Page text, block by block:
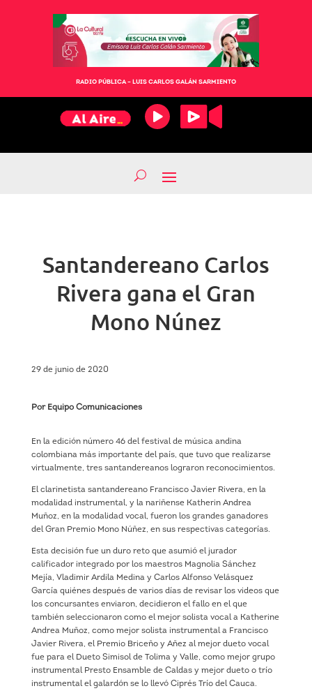
RADIO PÚBLICA – LUIS CARLOS GALÁN SARMIENTO
Santandereano Carlos
Rivera gana el Gran
Mono Núnez
29 de junio de 2020
Por Equipo Comunicaciones
En la edición número 46 del festival de música andina
colombiana más importante del país, que tuvo que realizarse
virtualmente, tres santandereanos lograron reconocimientos.
El clarinetista santandereano Francisco Javier Rivera, en la
modalidad instrumental, y la nariñense Katherin Andrea
Muñoz, en la modalidad vocal, fueron los grandes ganadores
del Gran Premio Mono Núñez, en sus respectivas categorías.
Esta decisión fue un duro reto que asumió el jurador
calificador integrado por los maestros Magnolia Sánchez
Mejía, Vladimir Ardila Medina y Carlos Alfonso Velásquez
García quiénes después de varios días de revisar los videos que
los concursantes enviaron, decidieron el fallo en el que
también seleccionaron como el mejor solista vocal a Katherine
Andrea Muñoz, como mejor solista instrumental a Francisco
Javier Rivera, el Premio Briceño y Añez al mejor dueto vocal
fue para el Dueto Simisol de Tolima y Valle, como mejor grupo
instrumental Presto Ensamble de Caldas y mejor dueto o trío
instrumental el galardón se lo llevó Ciprés Trío del Cauca.